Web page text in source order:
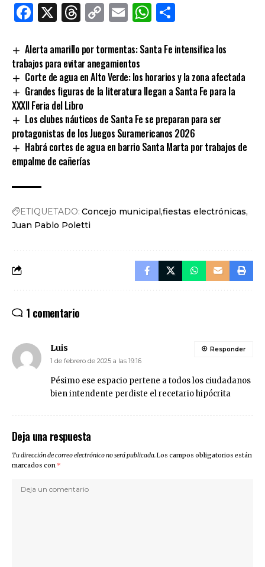
Facebook
X Threads
CopyEmailWhatsApp
Alerta amarillo por tormentas: Santa Fe intensifica los
trabajos para evitar anegamientos
Corte de agua en Alto Verde: los horarios y la zona afectada
Grandes figuras de la literatura llegan a Santa Fe para la
XXXII Feria del Libro
Los clubes náuticos de Santa Fe se preparan para ser
protagonistas de los Juegos Suramericanos 2026
Habrá cortes de agua en barrio Santa Marta por trabajos de
empalme de cañerías
ETIQUETADO: Concejo municipalfiestas electrónicas
Juan Pablo Poletti
1 comentario
Luis
1 de febrero de 2025 a las 19:16
Pésimo ese espacio pertene a todos los ciudadanos
bien intendente perdiste el recetario hipócrita
Responder
Deja una respuesta
Tu dirección de correo electrónico no será publicada.Los campos obligatorios están
marcados con *